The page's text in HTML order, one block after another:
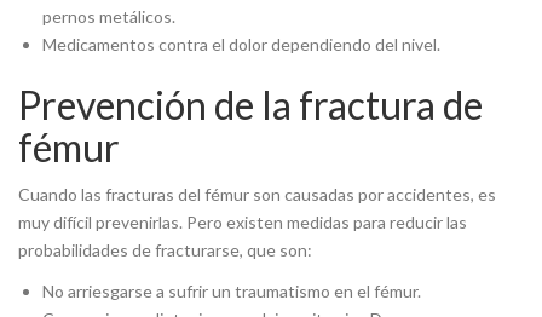
pernos metálicos.
Medicamentos contra el dolor dependiendo del nivel.
Prevención de la fractura de
fémur
Cuando las fracturas del fémur son causadas por accidentes, es
muy difícil prevenirlas. Pero existen medidas para reducir las
probabilidades de fracturarse, que son:
No arriesgarse a sufrir un traumatismo en el fémur.